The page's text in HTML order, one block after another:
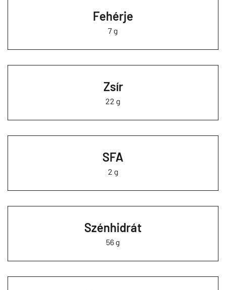
Fehérje
7 g
Zsír
22 g
SFA
2 g
Szénhidrát
56 g